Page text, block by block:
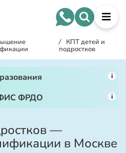
/ КПТ детей и
подростков
i
ФИС ФРДО i
—
в Москве